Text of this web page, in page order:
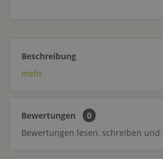
Beschreibung
mehr
Bewertungen
0
Bewertungen lesen, schreiben